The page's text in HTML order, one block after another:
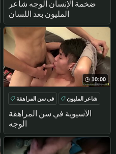
ضخمة الإنسان الوجه شاعر
المليون بعد اللسان
10:00
الآسيوية في سن المراهقة
الوجه
في سن المراهقة
شاعر المليون
الوجه
المتشددين